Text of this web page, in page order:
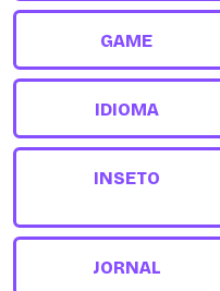
GAME
IDIOMA
INSETO
JORNAL